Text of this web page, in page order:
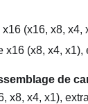
(x16, x8, x4,
x16 (x8, x4, x1),
de
x8, x4, x1),